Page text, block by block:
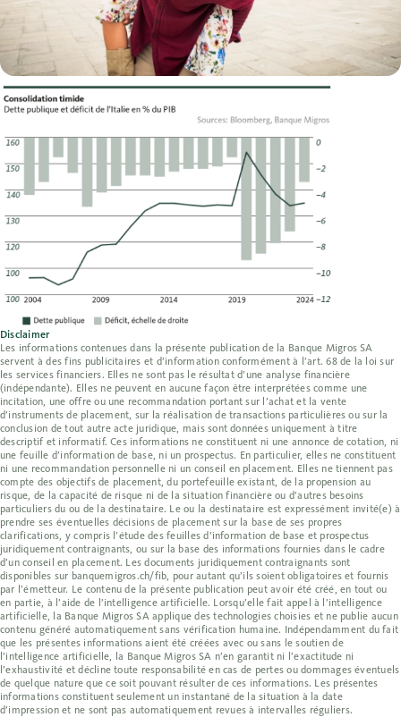
Disclaimer
Les informations contenues dans la présente publication de la Banque Migros SA
servent à des fins publicitaires et d’information conformément à l’art. 68 de la loi sur
les services financiers. Elles ne sont pas le résultat d’une analyse financière
(indépendante). Elles ne peuvent en aucune façon être interprétées comme une
incitation, une offre ou une recommandation portant sur l’achat et la vente
d’instruments de placement, sur la réalisation de transactions particulières ou sur la
conclusion de tout autre acte juridique, mais sont données uniquement à titre
descriptif et informatif. Ces informations ne constituent ni une annonce de cotation, ni
une feuille d’information de base, ni un prospectus. En particulier, elles ne constituent
ni une recommandation personnelle ni un conseil en placement. Elles ne tiennent pas
compte des objectifs de placement, du portefeuille existant, de la propension au
risque, de la capacité de risque ni de la situation financière ou d’autres besoins
particuliers du ou de la destinataire. Le ou la destinataire est expressément invité(e) à
prendre ses éventuelles décisions de placement sur la base de ses propres
clarifications, y compris l’étude des feuilles d’information de base et prospectus
juridiquement contraignants, ou sur la base des informations fournies dans le cadre
d’un conseil en placement. Les documents juridiquement contraignants sont
disponibles sur banquemigros.ch/fib, pour autant qu’ils soient obligatoires et fournis
par l’émetteur. Le contenu de la présente publication peut avoir été créé, en tout ou
en partie, à l’aide de l’intelligence artificielle. Lorsqu’elle fait appel à l’intelligence
artificielle, la Banque Migros SA applique des technologies choisies et ne publie aucun
contenu généré automatiquement sans vérification humaine. Indépendamment du fait
que les présentes informations aient été créées avec ou sans le soutien de
l’intelligence artificielle, la Banque Migros SA n’en garantit ni l’exactitude ni
l’exhaustivité et décline toute responsabilité en cas de pertes ou dommages éventuels
de quelque nature que ce soit pouvant résulter de ces informations. Les présentes
informations constituent seulement un instantané de la situation à la date
d’impression et ne sont pas automatiquement revues à intervalles réguliers.